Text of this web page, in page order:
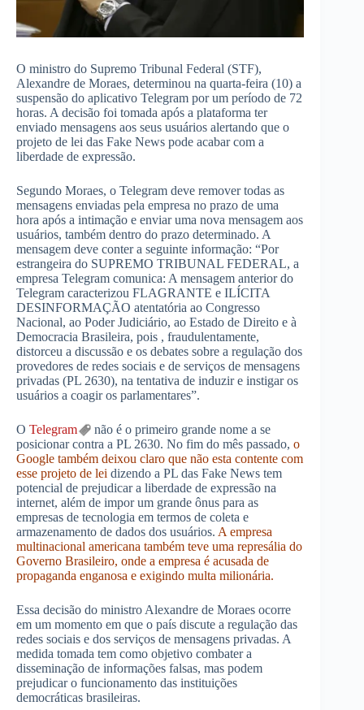
O ministro do Supremo Tribunal Federal (STF),
Alexandre de Moraes, determinou na quarta-feira (10) a
suspensão do aplicativo Telegram por um período de 72
horas. A decisão foi tomada após a plataforma ter
enviado mensagens aos seus usuários alertando que o
projeto de lei das Fake News pode acabar com a
liberdade de expressão.
Segundo Moraes, o Telegram deve remover todas as
mensagens enviadas pela empresa no prazo de uma
hora após a intimação e enviar uma nova mensagem aos
usuários, também dentro do prazo determinado. A
mensagem deve conter a seguinte informação: “Por
estrangeira do SUPREMO TRIBUNAL FEDERAL, a
empresa Telegram comunica: A mensagem anterior do
Telegram caracterizou FLAGRANTE e ILÍCITA
DESINFORMAÇÃO atentatória ao Congresso
Nacional, ao Poder Judiciário, ao Estado de Direito e à
Democracia Brasileira, pois , fraudulentamente,
distorceu a discussão e os debates sobre a regulação dos
provedores de redes sociais e de serviços de mensagens
privadas (PL 2630), na tentativa de induzir e instigar os
usuários a coagir os parlamentares”.
O Telegram
não é o primeiro grande nome a se
posicionar contra a PL 2630. No fim do mês passado, o
Google também deixou claro que não esta contente com
esse projeto de lei dizendo a PL das Fake News tem
potencial de prejudicar a liberdade de expressão na
internet, além de impor um grande ônus para as
empresas de tecnologia em termos de coleta e
armazenamento de dados dos usuários. A empresa
multinacional americana também teve uma represália do
Governo Brasileiro, onde a empresa é acusada de
propaganda enganosa e exigindo multa milionária.
Essa decisão do ministro Alexandre de Moraes ocorre
em um momento em que o país discute a regulação das
redes sociais e dos serviços de mensagens privadas. A
medida tomada tem como objetivo combater a
disseminação de informações falsas, mas podem
prejudicar o funcionamento das instituições
democráticas brasileiras.